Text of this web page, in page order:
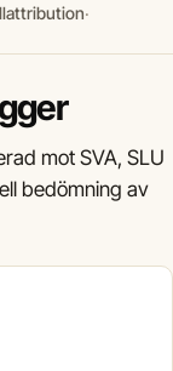
·
mot SVA, SLU
bedömning av